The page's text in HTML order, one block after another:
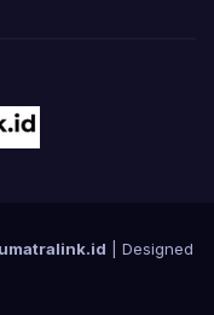
| Designed